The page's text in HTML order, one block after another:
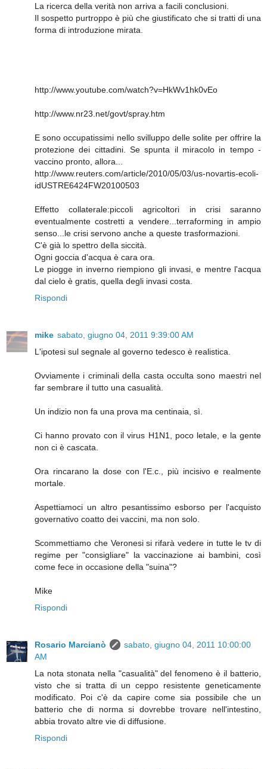
La ricerca della verità non arriva a facili conclusioni.
Il sospetto purtroppo è più che giustificato che si tratti di una
forma di introduzione mirata.
http://www.youtube.com/watch?v=HkWv1hk0vEo
http://www.nr23.net/govt/spray.htm
E sono occupatissimi nello svilluppo delle solite per offrire la
protezione dei cittadini. Se spunta il miracolo in tempo -
vaccino pronto, allora...
http://www.reuters.com/article/2010/05/03/us-novartis-ecoli-
idUSTRE6424FW20100503
Effetto collaterale:piccoli agricoltori in crisi saranno
eventualmente costretti a vendere...terraforming in ampio
senso...le crisi servono anche a queste trasformazioni.
C'è già lo spettro della siccità.
Ogni goccia d'acqua è cara ora.
Le piogge in inverno riempiono gli invasi, e mentre l'acqua
dal cielo è gratis, quella degli invasi costa.
Rispondi
mike sabato, giugno 04, 2011 9:39:00 AM
L'ipotesi sul segnale al governo tedesco è realistica.
Ovviamente i criminali della casta occulta sono maestri nel
far sembrare il tutto una casualità.
Un indizio non fa una prova ma centinaia, sì.
Ci hanno provato con il virus H1N1, poco letale, e la gente
non ci è cascata.
Ora rincarano la dose con l'E.c., più incisivo e realmente
mortale.
Aspettiamoci un altro pesantissimo esborso per l'acquisto
governativo coatto dei vaccini, ma non solo.
Scommettiamo che Veronesi si rifarà vedere in tutte le tv di
regime per "consigliare" la vaccinazione ai bambini, così
come fece in occasione della "suina"?
Mike
Rispondi
Rosario Marcianò
sabato, giugno 04, 2011 10:00:00
AM
La nota stonata nella "casualità" del fenomeno è il batterio,
visto che si tratta di un ceppo resistente geneticamente
modificato. Poi c'è da capire come sia possibile che un
batterio che di norma si dovrebbe trovare nell'intestino,
abbia trovato altre vie di diffusione.
Rispondi